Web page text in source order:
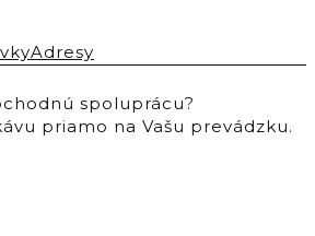
Adresy
spoluprácu?
priamo na Vašu prevádzku.